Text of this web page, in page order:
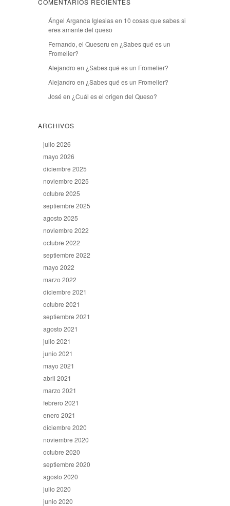
COMENTARIOS RECIENTES
Ángel Arganda Iglesiasen 10 cosas que sabes si
eres amante del queso
Fernando, el Queseru en ¿Sabes qué es un
Fromelier?
Alejandro en ¿Sabes qué es un Fromelier?
Alejandro en ¿Sabes qué es un Fromelier?
José en ¿Cuál es el origen del Queso?
ARCHIVOS
julio 2026
mayo 2026
diciembre 2025
noviembre 2025
octubre 2025
septiembre 2025
agosto 2025
noviembre 2022
octubre 2022
septiembre 2022
mayo 2022
marzo 2022
diciembre 2021
octubre 2021
septiembre 2021
agosto 2021
julio 2021
junio 2021
mayo 2021
abril 2021
marzo 2021
febrero 2021
enero 2021
diciembre 2020
noviembre 2020
octubre 2020
septiembre 2020
agosto 2020
julio 2020
junio 2020